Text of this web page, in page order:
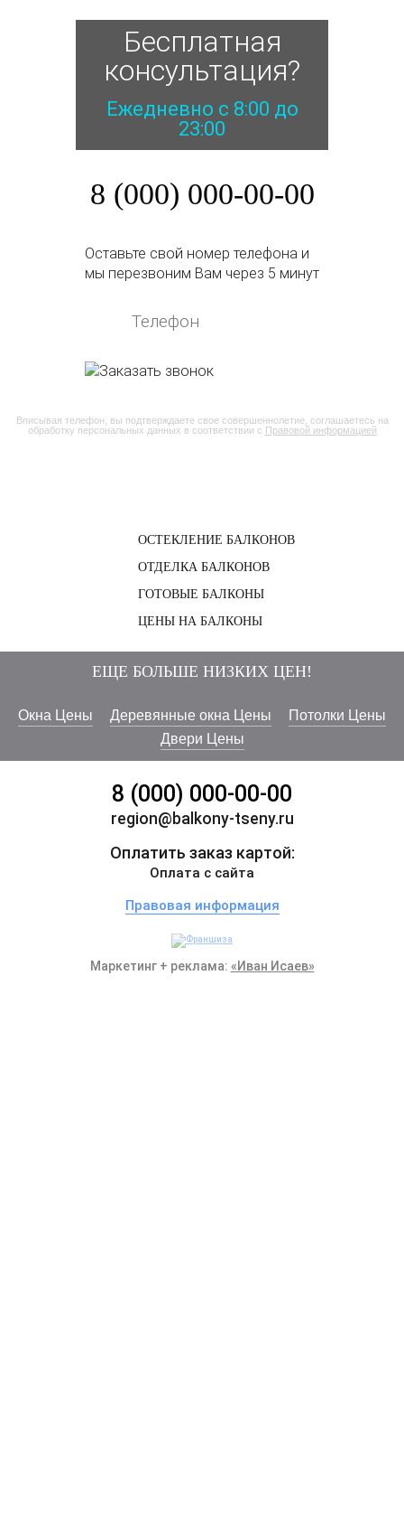
Бесплатная
консультация?
Ежедневно с 8:00 до
23:00
8 (000) 000-00-00
Оставьте свой номер телефона и
мы перезвоним Вам через 5 минут
Вписывая телефон, вы подтверждаете свое совершеннолетие, соглашаетесь на
обработку персональных данных в соответствии с Правовой информацией
ОСТЕКЛЕНИЕ БАЛКОНОВ
ОТДЕЛКА БАЛКОНОВ
ГОТОВЫЕ БАЛКОНЫ
ЦЕНЫ НА БАЛКОНЫ
ЕЩЕ БОЛЬШЕ НИЗКИХ ЦЕН!
Окна Цены Деревянные окна Цены
Потолки Цены
Двери Цены
8 (000) 000-00-00
region@balkony-tseny.ru
Оплатить заказ картой:
Оплата с сайта
Правовая информация
Маркетинг + реклама: «Иван Исаев»